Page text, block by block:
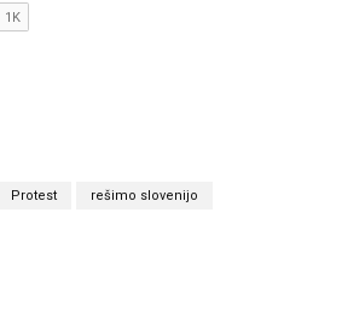
Protest rešimo slovenijo